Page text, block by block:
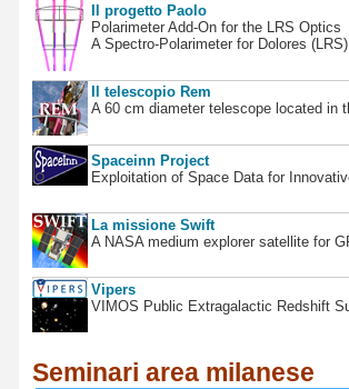
Il progetto Paolo
Polarimeter Add-On for the LRS Optics
A Spectro-Polarimeter for Dolores
Il telescopio Rem
A 60 cm diameter telescope located in
Spaceinn Project
Exploitation of Space Data for
La missione Swift
A NASA medium explorer satellite for
Vipers
VIMOS Public Extragalactic Redshift
Seminari area milanese